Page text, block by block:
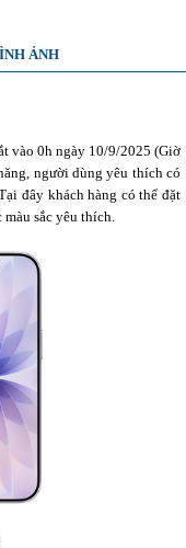
ẢNH
vào 0h ngày 10/9/2025 (Giờ
người dùng yêu thích có
đây khách hàng có thể đặt
sắc yêu thích.